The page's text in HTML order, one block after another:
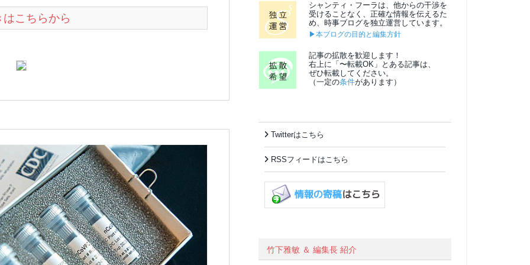
はこちらから
シャンティ・フーラは、他からの干渉を
受けることなく、正確な情報を伝えるた
め、時事ブログを独立運営しています。
▶本ブログの目的と編集方針
記事の拡散を歓迎します！
右上に「〜転載OK」とある記事は、
ぜひ転載してください。
（一定の条件があります）
Twitterはこちら
RSSフィードはこちら
竹下雅敏 ＆ 編集長 紹介